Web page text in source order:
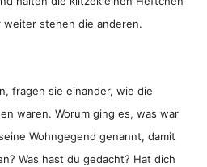
weiter stehen die anderen.
fragen sie einander, wie die
waren. Worum ging es, was war
Wohngegend genannt, damit
Was hast du gedacht? Hat dich